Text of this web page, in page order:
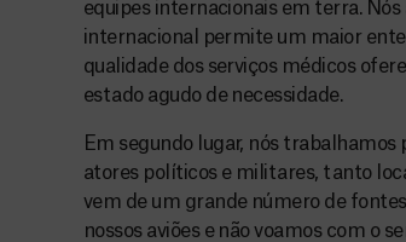
equipes internacionais em terra.
internacional permite um maior
qualidade dos serviços médicos
estado agudo de necessidade.
Em segundo lugar, nós trabalhamos
atores políticos e militares, tanto
vem de um grande número de
nossos aviões e não voamos com o